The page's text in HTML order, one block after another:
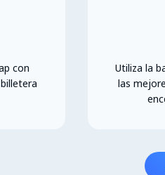
con
Utiliza la
las